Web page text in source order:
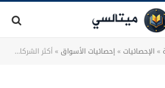
»الإحصائيات»إحصائيات الأسواق »أكثر الشركات قيمة في العالم 2025: من يقود الاقتصاد العالمي؟